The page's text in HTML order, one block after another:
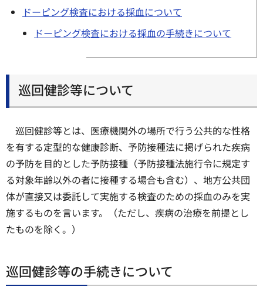
ドーピング検査における採血について
ドーピング検査における採血の手続きについて
巡回健診等について
巡回健診等とは、医療機関外の場所で行う公共的な性格
を有する定型的な健康診断、予防接種法に掲げられた疾病
の予防を目的とした予防接種（予防接種法施行令に規定す
る対象年齢以外の者に接種する場合も含む）、地方公共団
体が直接又は委託して実施する検査のための採血のみを実
施するものを言います。（ただし、疾病の治療を前提とし
たものを除く。）
巡回健診等の手続きについて